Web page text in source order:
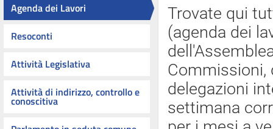
Agenda dei Lavori
Resoconti
Attività Legislativa
Attività di indirizzo, controllo e
conoscitiva
Trovate qui
(agenda dei
Commissioni,
delegazioni
settimana